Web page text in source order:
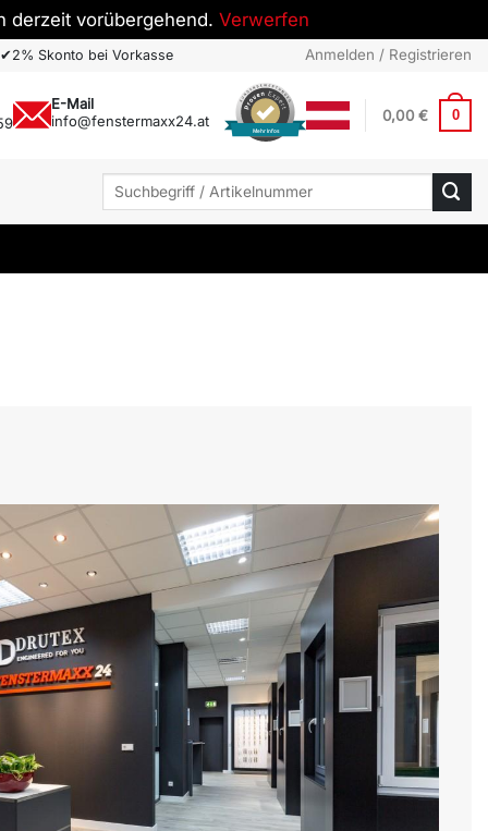
derzeit vorübergehend. Verwerfen
✔2% Skonto bei Vorkasse Anmelden / Registrieren
E-Mail
info@fenstermaxx24.at
Mehr Infos
0,00€ 0
Suchen